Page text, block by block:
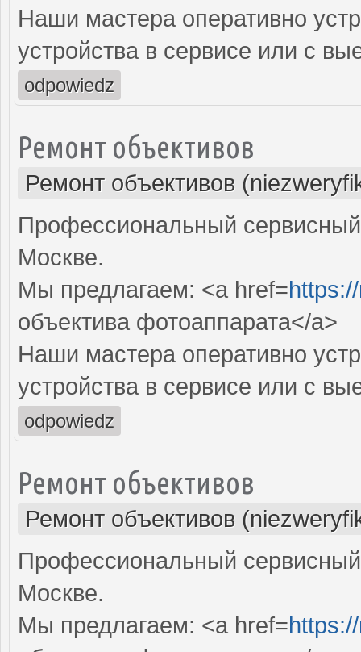
Наши мастера оперативно
устройства в сервисе или с
odpowiedz
Ремонт объективов
Ремонт объективов
Профессиональный
Москве.
Мы предлагаем: <a href=
объектива фотоаппарата</a>
Наши мастера оперативно
устройства в сервисе или с
odpowiedz
Ремонт объективов
Ремонт объективов
Профессиональный
Москве.
Мы предлагаем: <a href=